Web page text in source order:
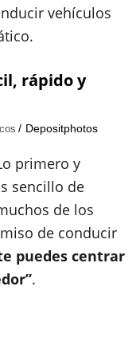
vehículos
rápido y
Depositphotos
primero y
sencillo de
de los
de conducir
puedes centrar
.